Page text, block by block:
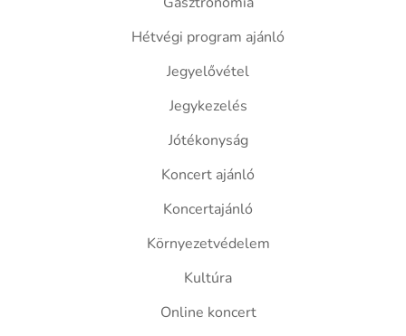
Hétvégi program ajánló
Jegyelővétel
Jegykezelés
Jótékonyság
Koncert ajánló
Koncertajánló
Környezetvédelem
Kultúra
Online koncert